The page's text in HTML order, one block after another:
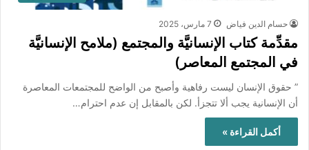
حسام الدين فياض 7 مارس، 2025
مقدِّمة كتاب الإنسانيَّة والمجتمع (ملامح الإنسانيَّة
في المجتمع المعاصر)
” حقوق الإنسان ليست رفاهية وأصبح من الواضح للمجتمعات المعاصرة
أن الإنسانية يجب ألا تتجزأ. لكن بالمقابل إن عدم احترام…
أكمل القراءة »